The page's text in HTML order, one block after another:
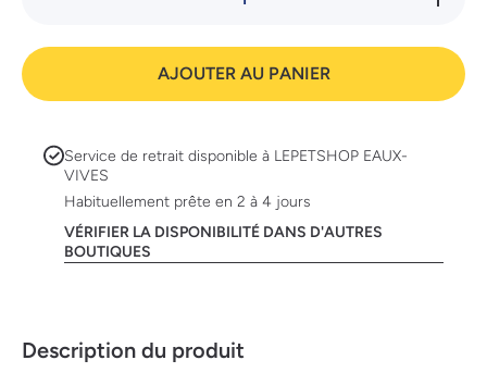
quantité
AJOUTER AU PANIER
Service de retrait disponible à LEPETSHOP EAUX-
VIVES
Habituellement prête en 2 à 4 jours
VÉRIFIER LA DISPONIBILITÉ DANS D'AUTRES
BOUTIQUES
Description du produit